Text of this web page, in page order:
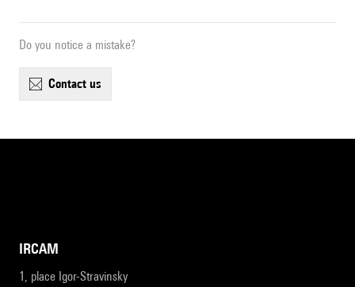
Do you notice a mistake?
contact us
IRCAM
1, place Igor-Stravinsky